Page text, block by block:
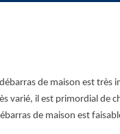
de maison est
varié, il est primordial de
de maison est